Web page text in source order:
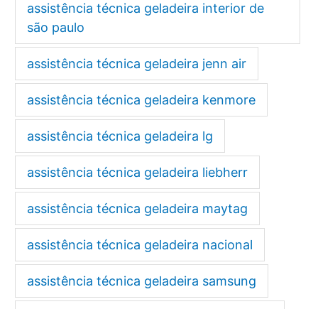
assistência técnica geladeira interior de
são paulo
assistência técnica geladeira jenn air
assistência técnica geladeira kenmore
assistência técnica geladeira lg
assistência técnica geladeira liebherr
assistência técnica geladeira maytag
assistência técnica geladeira nacional
assistência técnica geladeira samsung